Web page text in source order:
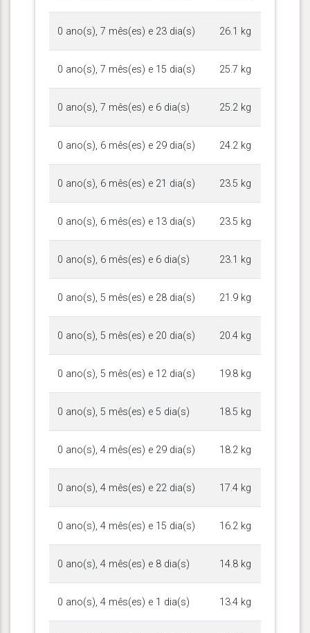
0 ano(s), 7 mês(es) e 23 dia(s) 26.1 kg
0 ano(s), 7 mês(es) e 15 dia(s) 25.7 kg
0 ano(s), 7 mês(es) e 6 dia(s) 25.2 kg
0 ano(s), 6 mês(es) e 29 dia(s) 24.2 kg
0 ano(s), 6 mês(es) e 21 dia(s) 23.5 kg
0 ano(s), 6 mês(es) e 13 dia(s) 23.5 kg
0 ano(s), 6 mês(es) e 6 dia(s) 23.1 kg
0 ano(s), 5 mês(es) e 28 dia(s) 21.9 kg
0 ano(s), 5 mês(es) e 20 dia(s) 20.4 kg
0 ano(s), 5 mês(es) e 12 dia(s) 19.8 kg
0 ano(s), 5 mês(es) e 5 dia(s) 18.5 kg
0 ano(s), 4 mês(es) e 29 dia(s) 18.2 kg
0 ano(s), 4 mês(es) e 22 dia(s) 17.4 kg
0 ano(s), 4 mês(es) e 15 dia(s) 16.2 kg
0 ano(s), 4 mês(es) e 8 dia(s) 14.8 kg
0 ano(s), 4 mês(es) e 1 dia(s) 13.4 kg